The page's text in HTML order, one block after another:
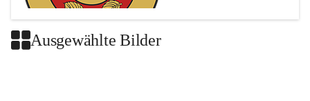
Ausgewählte Bilder